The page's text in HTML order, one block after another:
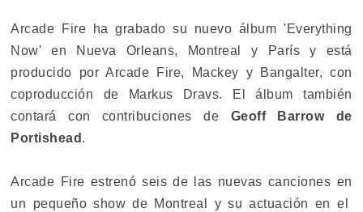
Arcade Fire ha grabado su nuevo álbum 'Everything
Now' en Nueva Orleans, Montreal y París y está
producido por Arcade Fire, Mackey y Bangalter, con
coproducción de Markus Dravs. El álbum también
contará con contribuciones de Geoff Barrow de
Portishead .
Arcade Fire estrenó seis de las nuevas canciones en
un pequeño show de Montreal y su actuación en el